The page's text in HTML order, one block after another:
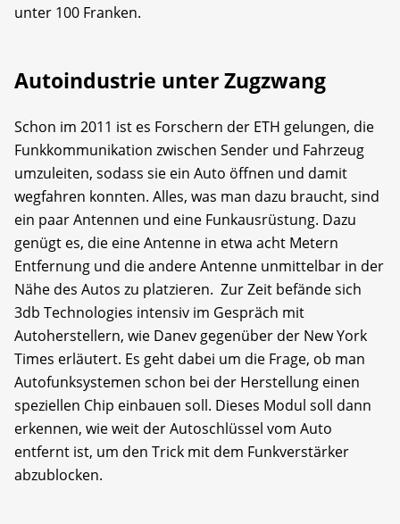
unter 100 Franken.
Autoindustrie unter Zugzwang
Schon im 2011 ist es Forschern der ETH gelungen, die
Funkkommunikation zwischen Sender und Fahrzeug
umzuleiten, sodass sie ein Auto öffnen und damit
wegfahren konnten. Alles, was man dazu braucht, sind
ein paar Antennen und eine Funkausrüstung. Dazu
genügt es, die eine Antenne in etwa acht Metern
Entfernung und die andere Antenne unmittelbar in der
Nähe des Autos zu platzieren. Zur Zeit befände sich
3db Technologies intensiv im Gespräch mit
Autoherstellern, wie Danev gegenüber der New York
Times erläutert. Es geht dabei um die Frage, ob man
Autofunksystemen schon bei der Herstellung einen
speziellen Chip einbauen soll. Dieses Modul soll dann
erkennen, wie weit der Autoschlüssel vom Auto
entfernt ist, um den Trick mit dem Funkverstärker
abzublocken.